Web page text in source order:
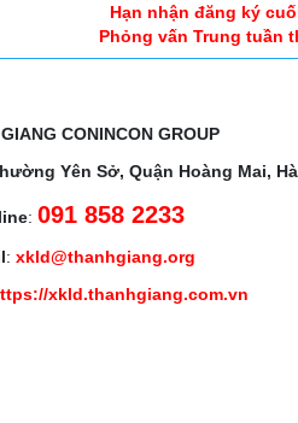
Hạn nhận đăng ký
Phỏng vấn Trung tuần
CONINCON GROUP
Yên Sở, Quận Hoàng Mai,
:091 858 2233
: xkld@thanhgiang.org
xkld.thanhgiang.com.vn